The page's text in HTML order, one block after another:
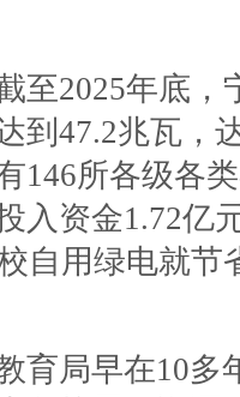
2025年底，
到47.2兆瓦，
146所各级各
入资金1.72亿
自用绿电就节
局早在10多